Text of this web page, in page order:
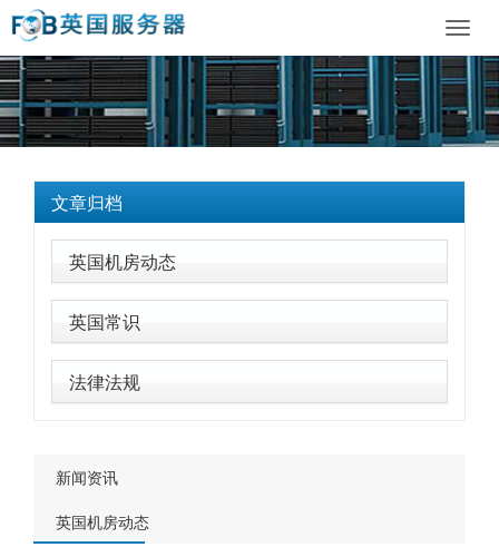
文章归档
英国机房动态
英国常识
法律法规
新闻资讯
英国机房动态